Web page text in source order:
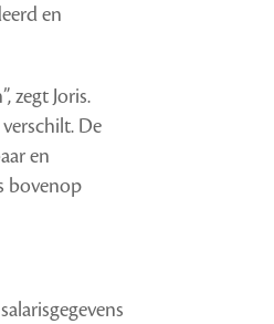
en
zegt Joris.
De
en
bovenop